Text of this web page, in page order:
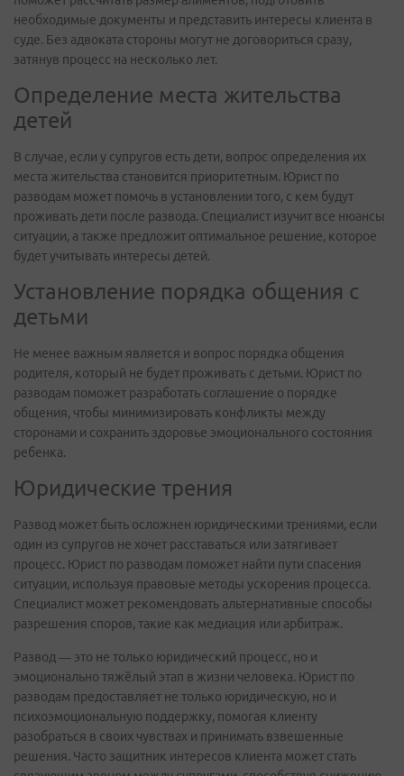
необходимые документы и представить интересы клиента в
суде. Без адвоката стороны могут не договориться сразу,
затянув процесс на несколько лет.
Определение места жительства
детей
В случае, если у супругов есть дети, вопрос определения их
места жительства становится приоритетным. Юрист по
разводам может помочь в установлении того, с кем будут
проживать дети после развода. Специалист изучит все нюансы
ситуации, а также предложит оптимальное решение, которое
будет учитывать интересы детей.
Установление порядка общения с
детьми
Не менее важным является и вопрос порядка общения
родителя, который не будет проживать с детьми. Юрист по
разводам поможет разработать соглашение о порядке
общения, чтобы минимизировать конфликты между
сторонами и сохранить здоровье эмоционального состояния
ребенка.
Юридические трения
Развод может быть осложнен юридическими трениями, если
один из супругов не хочет расставаться или затягивает
процесс. Юрист по разводам поможет найти пути спасения
ситуации, используя правовые методы ускорения процесса.
Специалист может рекомендовать альтернативные способы
разрешения споров, такие как медиация или арбитраж.
Развод — это не только юридический процесс, но и
эмоционально тяжёлый этап в жизни человека. Юрист по
разводам предоставляет не только юридическую, но и
психоэмоциональную поддержку, помогая клиенту
разобраться в своих чувствах и принимать взвешенные
решения. Часто защитник интересов клиента может стать